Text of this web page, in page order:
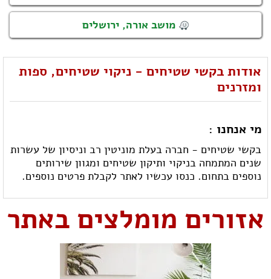
מושב אורה, ירושלים
אודות בקשי שטיחים - ניקוי שטיחים, ספות
ומזרנים
מי אנחנו :
בקשי שטיחים - חברה בעלת מוניטין רב וניסיון של עשרות
שנים המתמחה בניקוי ותיקון שטיחים ומגוון שירותים
נוספים בתחום. כנסו עכשיו לאתר לקבלת פרטים נוספים.
אזורים מומלצים באתר